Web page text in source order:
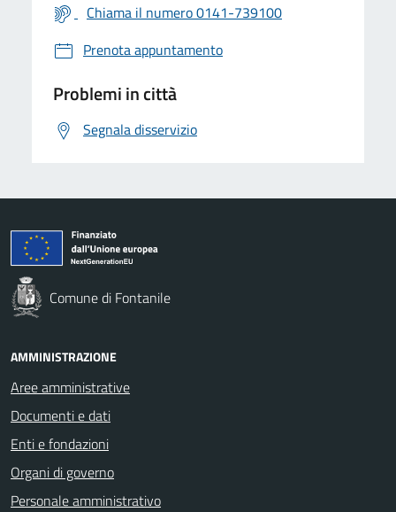
Chiama il numero 0141-739100
Prenota appuntamento
Problemi in città
Segnala disservizio
Comune di Fontanile
AMMINISTRAZIONE
Aree amministrative
Documenti e dati
Enti e fondazioni
Organi di governo
Personale amministrativo